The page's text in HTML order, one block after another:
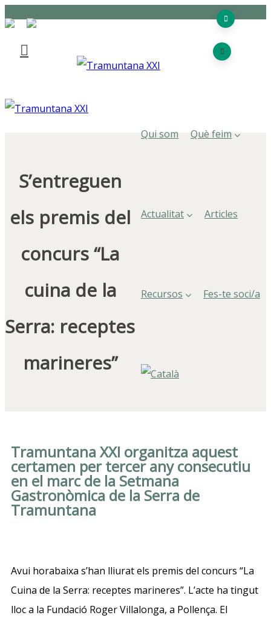
Qui som Què feim
Actualitat Articles
Recursos Fes-te soci/a
S’entreguen
els premis del
concurs “La
cuina de la
Serra: receptes
marineres”
Tramuntana XXI organitza aquest
certamen per tercer any consecutiu
en el marc de la Setmana
Gastronòmica de la Serra de
Tramuntana
Avui horabaixa s’han lliurat els premis del concurs “La
Cuina de la Serra: receptes marineres”. L’acte ha tingut
lloc a la Fundació Roger Villalonga, a Pollença. El